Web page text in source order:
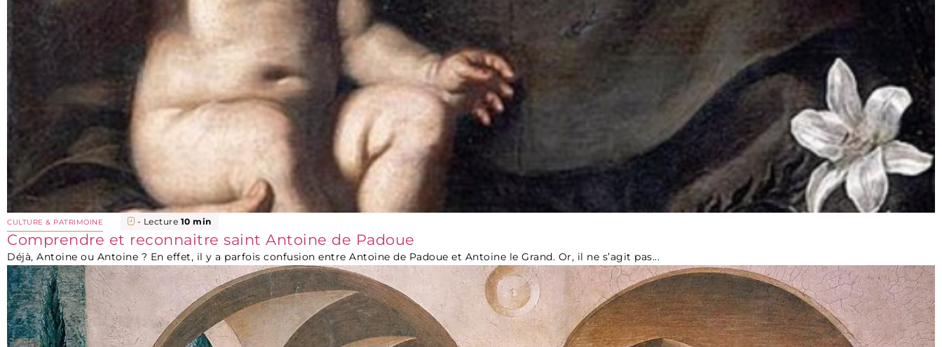
CULTURE & PATRIMOINE - Lecture 10 min
Comprendre et reconnaitre saint Antoine de Padoue
Déjà, Antoine ou Antoine ? En effet, il y a parfois confusion entre Antoine de Padoue et Antoine le Grand. Or, il ne s’agit pas...